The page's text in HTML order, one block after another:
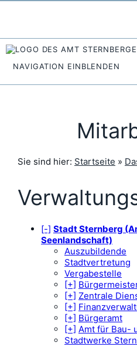
NAVIGATION EINBLENDEN
Sie sind hier: Startseite »
[-] Stadt Sternberg
Seenlandschaft)
Auszubildende
Stadtvertretung
Vergabestelle
[+]
[+] Zentrale
[+]
[+] Bürgeramt
[+] Amt für Bau-
Stadtwerke